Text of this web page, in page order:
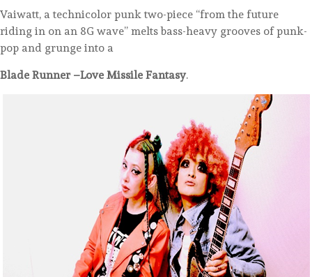
Vaiwatt, a technicolor punk two-piece “from the future
riding in on an 8G wave” melts bass-heavy grooves of punk-
pop and grunge into a
Blade Runner –Love Missile Fantasy.